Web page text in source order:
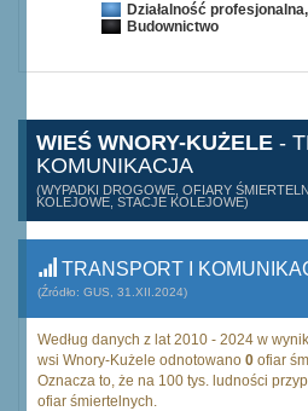
Działalność
Budownictwo
WIEŚ WNORY-KUŻELE -
KOMUNIKACJA
(WYPADKI DROGOWE, OFIARY
KOLEJOWE, STACJE KOLEJOWE)
TRANSPORT I
(Źródło: GUS, 31.XII.2024)
Według danych z lat 2010 - 2024 w
wsi Wnory-Kużele odnotowano 0 ofiar
Oznacza to, że na 100 tys. ludności
ofiar śmiertelnych.